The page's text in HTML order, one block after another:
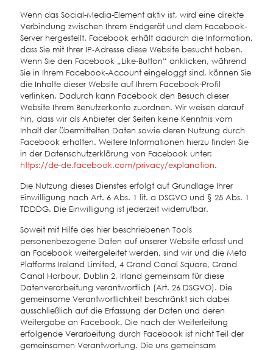
Wenn das Social-Media-Element aktiv ist, wird eine direkte
Verbindung zwischen Ihrem Endgerät und dem Facebook-
Server hergestellt. Facebook erhält dadurch die Information,
dass Sie mit Ihrer IP-Adresse diese Website besucht haben.
Wenn Sie den Facebook „Like-Button“ anklicken, während
Sie in Ihrem Facebook-Account eingeloggt sind, können Sie
die Inhalte dieser Website auf Ihrem Facebook-Profil
verlinken. Dadurch kann Facebook den Besuch dieser
Website Ihrem Benutzerkonto zuordnen. Wir weisen darauf
hin, dass wir als Anbieter der Seiten keine Kenntnis vom
Inhalt der übermittelten Daten sowie deren Nutzung durch
Facebook erhalten. Weitere Informationen hierzu finden Sie
in der Datenschutzerklärung von Facebook unter:
https://de-de.facebook.com/privacy/explanation.
Die Nutzung dieses Dienstes erfolgt auf Grundlage Ihrer
Einwilligung nach Art. 6 Abs. 1 lit. a DSGVO und § 25 Abs. 1
TDDDG. Die Einwilligung ist jederzeit widerrufbar.
Soweit mit Hilfe des hier beschriebenen Tools
personenbezogene Daten auf unserer Website erfasst und
an Facebook weitergeleitet werden, sind wir und die Meta
Platforms Ireland Limited, 4 Grand Canal Square, Grand
Canal Harbour, Dublin 2, Irland gemeinsam für diese
Datenverarbeitung verantwortlich (Art. 26 DSGVO). Die
gemeinsame Verantwortlichkeit beschränkt sich dabei
ausschließlich auf die Erfassung der Daten und deren
Weitergabe an Facebook. Die nach der Weiterleitung
erfolgende Verarbeitung durch Facebook ist nicht Teil der
gemeinsamen Verantwortung. Die uns gemeinsam